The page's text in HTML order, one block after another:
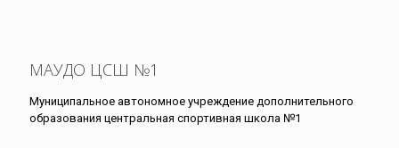
МАУДО ЦСШ №1
Муниципальное автономное учреждение дополнительного
образования центральная спортивная школа №1